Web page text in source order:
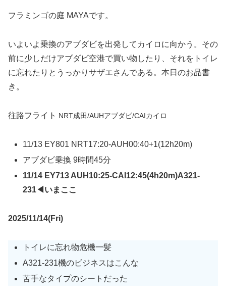
フラミンゴの庭 MAYAです。
いよいよ乗換のアブダビを出発してカイロに向かう。その
前に少しだけアブダビ空港で買い物したり、それをトイレ
に忘れたりとうっかりサザエさんである。本日のお品書
き。
往路フライト NRT成田/AUHアブダビ/CAIカイロ
11/13 EY801 NRT17:20-AUH00:40+1(12h20m)
アブダビ乗換 9時間45分
11/14 EY713 AUH10:25-CAI12:45(4h20m)A321-
231◀いまここ
2025/11/14(Fri)
トイレに忘れ物危機一髪
A321-231機のビジネスはこんな
苦手なタイプのシートだった